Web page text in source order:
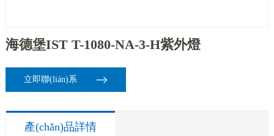
海德堡IST T-1080-NA-3-H紫外燈
立即聯(lián)系
產(chǎn)品詳情